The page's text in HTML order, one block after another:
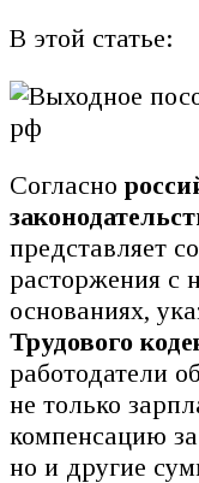
В этой статье:
Согласно
представляет
расторжения с
основаниях,
Трудового
работодатели
не только
компенсацию
но и другие